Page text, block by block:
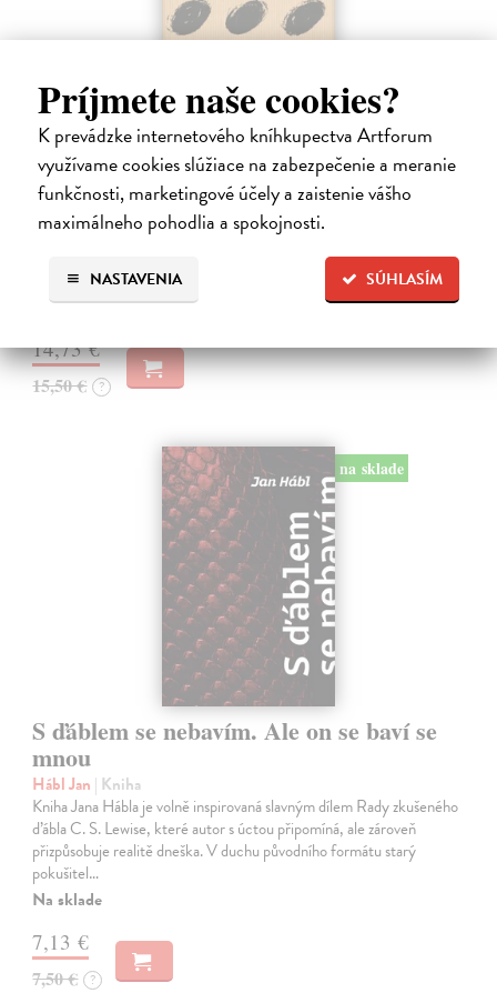
Príjmete naše cookies?
K prevádzke internetového kníhkupectva Artforum
využívame cookies slúžiace na zabezpečenie a meranie
funkčnosti, marketingové účely a zaistenie vášho
maximálneho pohodlia a spokojnosti.
SÚHLASÍM
NASTAVENIA
Pomalost
Kundera Milan| Kniha
Pomalost, chronologicky první ze čtyř románů Milana Kundery
napsaných francouzsky, vychází v českém překladu Anny
Kareninové. Vydávání Kunderových románů v českém jazyce se
uzavírá.
Na sklade
14,73 €
15,50 € ?
na sklade
S ďáblem se nebavím. Ale on se baví se
mnou
Hábl Jan | Kniha
Kniha Jana Hábla je volně inspirovaná slavným dílem Rady zkušeného
ďábla C. S. Lewise, které autor s úctou připomíná, ale zároveň
přizpůsobuje realitě dneška. V duchu původního formátu starý
pokušitel…
Na sklade
7,13 €
7,50 € ?